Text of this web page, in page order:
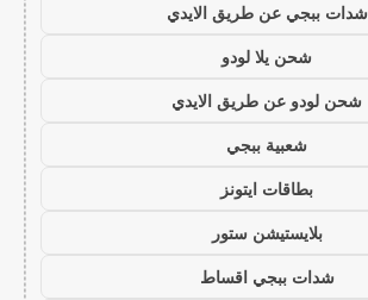
شدات ببجي عن طريق الايدي
شحن يلا لودو
شحن لودو عن طريق الايدي
شعبية ببجي
بطاقات ايتونز
بلايستيشن ستور
شدات ببجي اقساط